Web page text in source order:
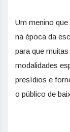
Um menino
na época da
para que
modalidades
presídios e
o público de